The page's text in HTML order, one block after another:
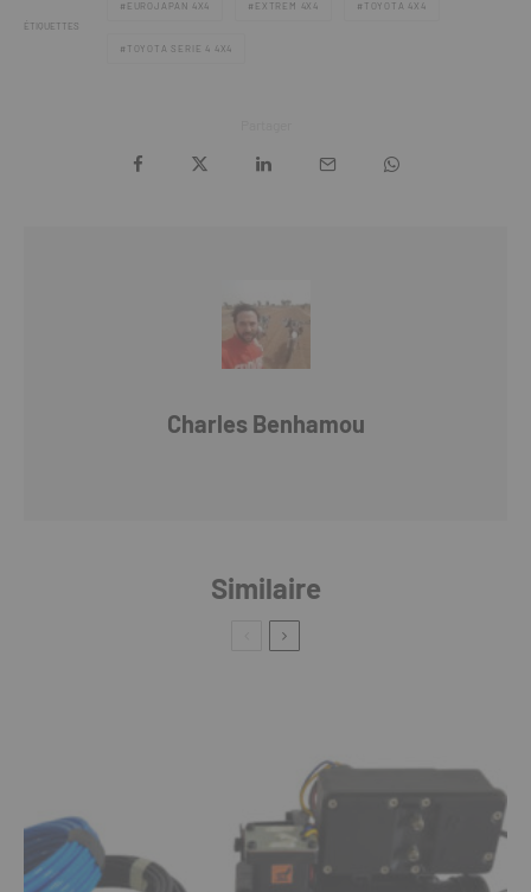
ÉTIQUETTES
EUROJAPAN 4X4 EXTREM 4X4 TOYOTA 4X4
TOYOTA SERIE 4 4X4
Charles Benhamou
Similaire